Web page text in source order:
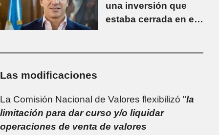
una inversión que
estaba cerrada en el
Las modificaciones
La Comisión Nacional de Valores flexibilizó "la
limitación para dar curso y/o liquidar
operaciones de venta de valores